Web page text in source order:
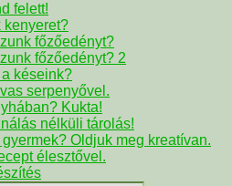
felett!
kenyeret?
főzőedényt?
főzőedényt? 2
késeink?
serpenyővel.
Kukta!
nélküli tárolás!
Oldjuk meg kreatívan.
élesztővel.